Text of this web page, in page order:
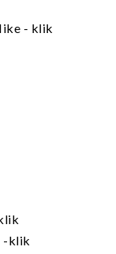
- klik
-klik